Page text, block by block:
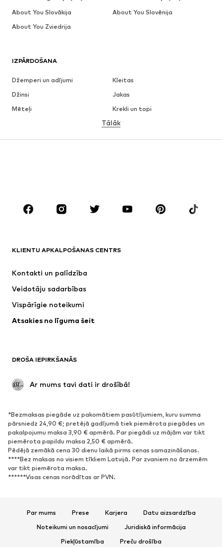
IZPĀRDOŠANA
Džemperi un adījumi
Kleitas
Džinsi
Jakas
Mēteļi
Krekli un topi
Apakšveļa
Svārki
Blūzes un tunikas
Aksesuāri
Premium
Jaunumi
Šobrīd populāri
Apakšveļa
Mēteļi
Svinības
Ekskluzīvi
APAVI
Jaunumi
Šobrīd populāri
Brīvā laika apavi
Puszābaki
Augstpapēžu apavi
Sandales
Kurpes
Tālāk
KLIENTU APKALPOŠANAS CENTRS
Kontakti un palīdzība
Veidotāju sadarbības
Vispārīgie noteikumi
Atsakies no līguma šeit
DROŠA IEPIRKŠANĀS
Ar mums tavi dati ir drošībā!
*Bezmaksas piegāde uz pakomātiem pasūtījumiem, kuru summa
pārsniedz 24,90 €; pretējā gadījumā tiek piemērota piegādes un
pakalpojumu maksa 3,90 € apmērā. Par piegādi uz mājām var tikt
piemērota papildu maksa 2,50 € apmērā.
Pēdējā zemākā cena 30 dienu laikā pirms cenas samazināšanas.
****Bez maksas no visiem tīkliem Latvijā. Par zvaniem no ārzemēm
var tikt piemērota maksa.
******Visas cenas norādītas ar PVN.
Par mums Prese Karjera
Datu aizsardzība
Noteikumi un nosacījumi
Juridiskā informācija
Piekļūstamība
Preču drošība
About You Slovākija
About You Slovēnija
About You Zviedrija